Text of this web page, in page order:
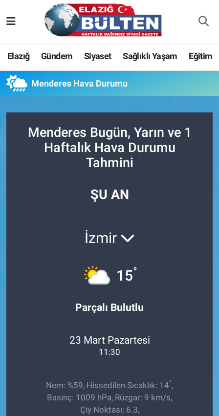
Elazığ Gündem Siyaset Sağlıklı Yaşam Eğitim
Menderes Hava Durumu
Menderes Bugün, Yarın ve 1
Haftalık Hava Durumu
Tahmini
ŞU AN
İzmir
15°
Parçalı Bulutlu
23 Mart Pazartesi
11:30
Nem: %59, Hissedilen Sıcaklık: 14°,
Basınç: 1009 hPa, Rüzgar: 9 km/s,
Çiy Noktası: 6.3,
Asayiş
Bilim-Teknoloji
Eğitim
Ekonomi
Elazığ
Nöbetçi Eczaneler
Hava Durumu
Namaz Vakitleri
Trafik Durumu
Süper Lig Puan Durumu ve Fikstür
Son Dakika Haberleri